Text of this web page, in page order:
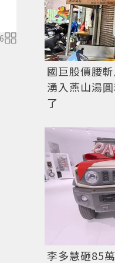
6
從經典機車包再出
國巨股價腰
湧入燕山湯
了
李多慧砸85